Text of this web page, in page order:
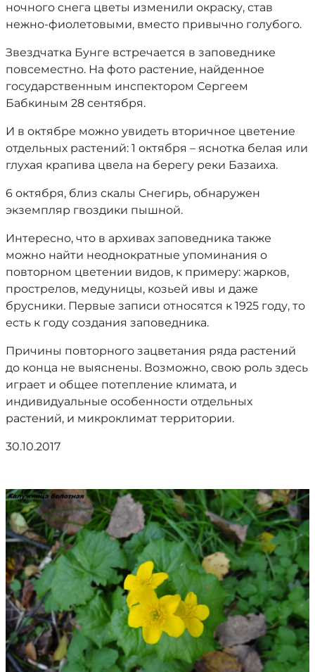
ночного снега цветы изменили окраску, став
нежно-фиолетовыми, вместо привычно голубого.
Звездчатка Бунге встречается в заповеднике
повсеместно. На фото растение, найденное
государственным инспектором Сергеем
Бабкиным 28 сентября.
И в октябре можно увидеть вторичное цветение
отдельных растений: 1 октября – яснотка белая или
глухая крапива цвела на берегу реки Базаиха.
6 октября, близ скалы Снегирь, обнаружен
экземпляр гвоздики пышной.
Интересно, что в архивах заповедника также
можно найти неоднократные упоминания о
повторном цветении видов, к примеру: жарков,
прострелов, медуницы, козьей ивы и даже
брусники. Первые записи относятся к 1925 году, то
есть к году создания заповедника.
Причины повторного зацветания ряда растений
до конца не выяснены. Возможно, свою роль здесь
играет и общее потепление климата, и
индивидуальные особенности отдельных
растений, и микроклимат территории.
30.10.2017